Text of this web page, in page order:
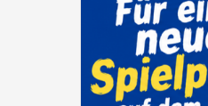
Trouvez des